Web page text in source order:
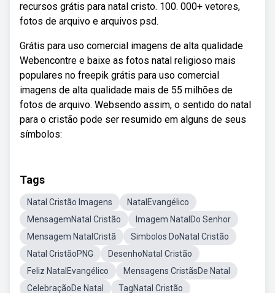
recursos grátis para natal cristo. 100. 000+ vetores,
fotos de arquivo e arquivos psd.
Grátis para uso comercial imagens de alta qualidade
Webencontre e baixe as fotos natal religioso mais
populares no freepik grátis para uso comercial
imagens de alta qualidade mais de 55 milhões de
fotos de arquivo. Websendo assim, o sentido do natal
para o cristão pode ser resumido em alguns de seus
símbolos:
Tags
Natal Cristão Imagens
NatalEvangélico
MensagemNatal Cristão
Imagem NatalDo Senhor
Mensagem NatalCristã
Simbolos DoNatal Cristão
Natal CristãoPNG
DesenhoNatal Cristão
Feliz NatalEvangélico
Mensagens CristãsDe Natal
CelebraçãoDe Natal
TagNatal Cristão